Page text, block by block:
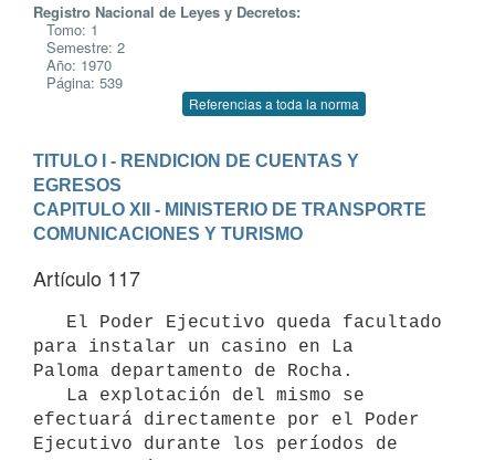
Registro Nacional de Leyes y Decretos:
Tomo: 1
Semestre: 2
Año: 1970
Página: 539
Referencias a toda la norma
TITULO I - RENDICION DE CUENTAS Y
EGRESOS
CAPITULO XII - MINISTERIO DE TRANSPORTE
COMUNICACIONES Y TURISMO
Artículo 117
para instalar un casino en La
Paloma departamento de Rocha.
efectuará directamente por el Poder
Ejecutivo durante los períodos de